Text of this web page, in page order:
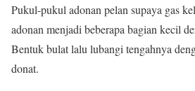
Pukul-pukul adonan pelan supaya gas
adonan menjadi beberapa bagian kecil
Bentuk bulat lalu lubangi tengahnya
donat.